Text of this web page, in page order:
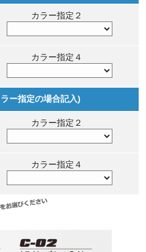
カラー指定２
カラー指定４
ー指定の場合記入)
カラー指定２
カラー指定４